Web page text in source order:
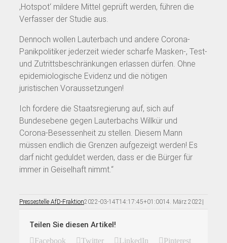
‚Hotspot‘ mildere Mittel geprüft werden, führen die
Verfasser der Studie aus.
Dennoch wollen Lauterbach und andere Corona-
Panikpolitiker jederzeit wieder scharfe Masken-, Test-
und Zutrittsbeschränkungen erlassen dürfen. Ohne
epidemiologische Evidenz und die nötigen
juristischen Voraussetzungen!
Ich fordere die Staatsregierung auf, sich auf
Bundesebene gegen Lauterbachs Willkür und
Corona-Besessenheit zu stellen. Diesem Mann
müssen endlich die Grenzen aufgezeigt werden! Es
darf nicht geduldet werden, dass er die Bürger für
immer in Geiselhaft nimmt.“
Pressestelle AfD-Fraktion2022-03-14T14:17:45+01:0014. März 2022 |
Teilen Sie diesen Artikel!
Facebook Twitter LinkedIn
Pinterest